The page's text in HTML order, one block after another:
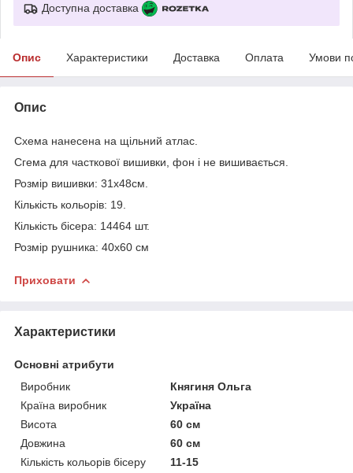
Доступна доставка
Опис Характеристики Доставка Оплата Умови
Опис
Схема нанесена на щільний атлас.
Сгема для часткової вишивки, фон і не вишивається.
Розмір вишивки: 31х48см.
Кількість кольорів: 19.
Кількість бісера: 14464 шт.
Розмір рушника: 40х60 см
Приховати
Характеристики
Основні атрибути
Виробник
Княгиня Ольга
Країна виробник
Україна
Висота
60 см
Довжина
60 см
Кількість кольорів бісеру
11-15